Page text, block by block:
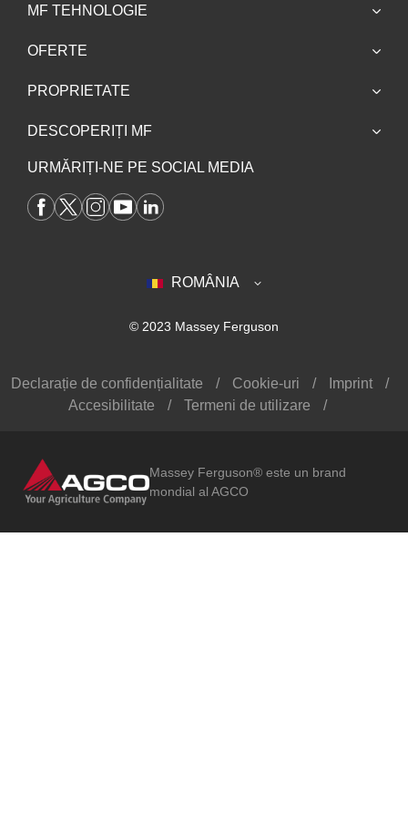
MF TEHNOLOGIE
OFERTE
PROPRIETATE
DESCOPERIȚI MF
URMĂRIȚI-NE PE SOCIAL MEDIA
ROMÂNIA
© 2023 Massey Ferguson
Declarație de confidențialitate Cookie-uri
Imprint
Accesibilitate
Termeni de utilizare
Massey Ferguson® este un brand
mondial al AGCO